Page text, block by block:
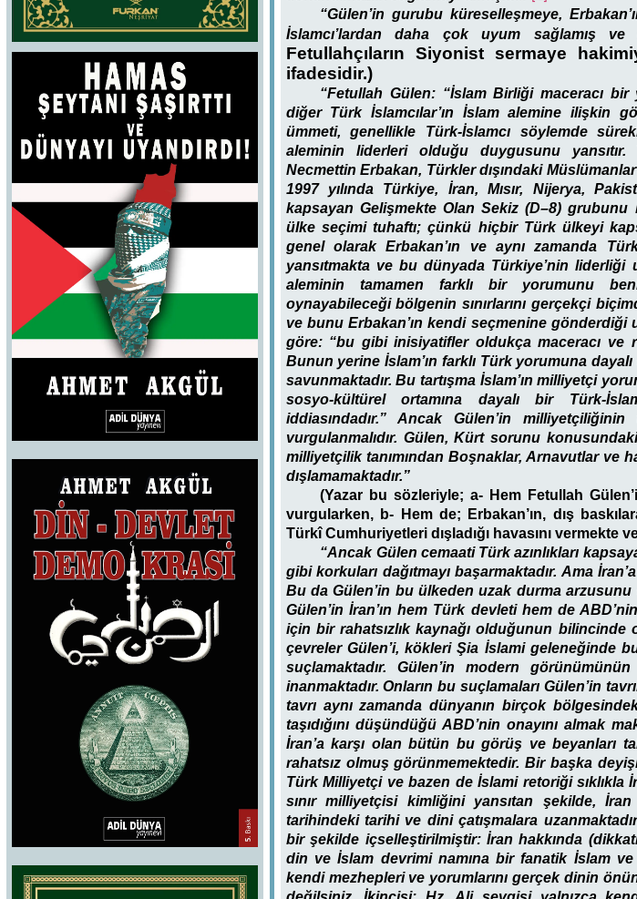
“Gülen’in gurubu küreselleşmeye,
İslamcı’lardan daha çok uyum sağlamış
Fetullahçıların Siyonist sermaye
ifadesidir.)
“Fetullah Gülen: “İslam Birliği maceracı bir
diğer Türk İslamcılar’ın İslam alemine ilişkin
ümmeti, genellikle Türk-İslamcı söylemde
aleminin liderleri olduğu duygusunu
Necmettin Erbakan, Türkler dışındaki
1997 yılında Türkiye, İran, Mısır, Nijerya,
kapsayan Gelişmekte Olan Sekiz (D–8) grubunu
ülke seçimi tuhaftı; çünkü hiçbir Türk ülkeyi
genel olarak Erbakan’ın ve aynı zamanda
yansıtmakta ve bu dünyada Türkiye’nin liderliği
aleminin tamamen farklı bir yorumunu
oynayabileceği bölgenin sınırlarını gerçekçi
ve bunu Erbakan’ın kendi seçmenine
göre: “bu gibi inisiyatifler oldukça maceracı ve
Bunun yerine İslam’ın farklı Türk yorumuna
savunmaktadır. Bu tartışma İslam’ın milliyetçi
sosyo-kültürel ortamına dayalı bir Türk-
iddiasındadır.” Ancak Gülen’in
vurgulanmalıdır. Gülen, Kürt sorunu
milliyetçilik tanımından Boşnaklar, Arnavutlar ve
dışlamamaktadır.”
(Yazar bu sözleriyle; a- Hem Fetullah
vurgularken, b- Hem de; Erbakan’ın, dış
Türkî Cumhuriyetleri dışladığı havasını vermekte
“Ancak Gülen cemaati Türk azınlıkları
gibi korkuları dağıtmayı başarmaktadır. Ama
Bu da Gülen’in bu ülkeden uzak durma
Gülen’in İran’ın hem Türk devleti hem de
için bir rahatsızlık kaynağı olduğunun bilincinde
çevreler Gülen’i, kökleri Şia İslami geleneğinde
suçlamaktadır. Gülen’in modern
inanmaktadır. Onların bu suçlamaları Gülen’in
tavrı aynı zamanda dünyanın birçok
taşıdığını düşündüğü ABD’nin onayını almak
İran’a karşı olan bütün bu görüş ve beyanları
rahatsız olmuş görünmemektedir. Bir başka
Türk Milliyetçi ve bazen de İslami retoriği sıklıkla
sınır milliyetçisi kimliğini yansıtan şekilde,
tarihindeki tarihi ve dini çatışmalara
bir şekilde içselleştirilmiştir: İran hakkında
din ve İslam devrimi namına bir fanatik İslam
kendi mezhepleri ve yorumlarını gerçek dinin